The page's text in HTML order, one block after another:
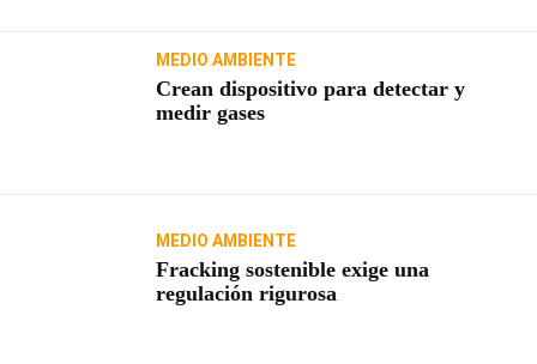
MEDIO AMBIENTE
Crean dispositivo para detectar y
medir gases
MEDIO AMBIENTE
Fracking sostenible exige una
regulación rigurosa